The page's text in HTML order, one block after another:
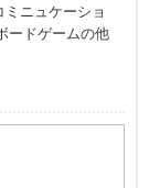
ニュケーショ
ードゲームの他